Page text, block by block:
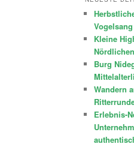
Vogelsang
Kleine
Burg
Wandern
Erlebnis-